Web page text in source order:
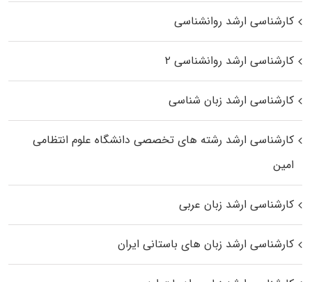
کارشناسی ارشد روانشناسی
کارشناسی ارشد روانشناسی ۲
کارشناسی ارشد زبان شناسی
کارشناسی ارشد رﺷﺘﻪ ﻫﺎی تخصصی داﻧﺸﮕﺎه ﻋﻠﻮم انتظامی
اﻣﻴﻦ
کارشناسی ارشد زبان عربی
کارشناسی ارشد زبان‌ های باستانی ایران